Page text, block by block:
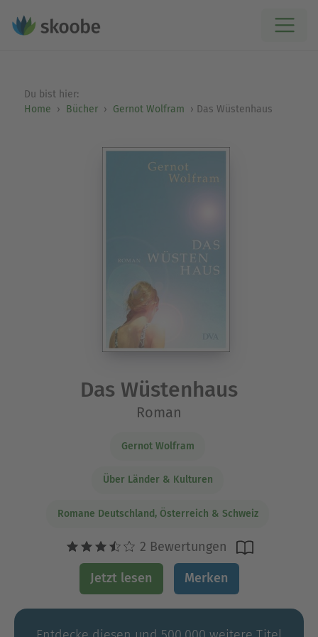
Du bist hier:
Home
Bücher Gernot Wolfram Das Wüstenhaus
Das Wüstenhaus
Roman
Gernot Wolfram
Über Länder & Kulturen
Romane Deutschland, Österreich & Schweiz
2 Bewertungen
Jetzt lesen Merken